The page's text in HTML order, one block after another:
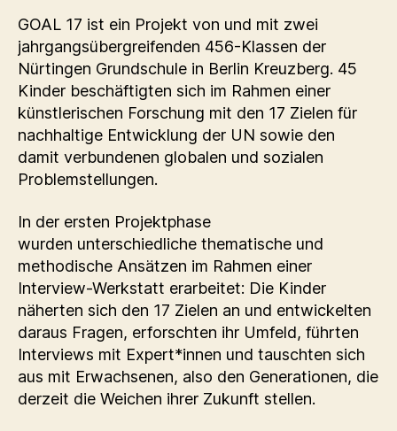
GOAL 17 ist ein Projekt von und mit zwei
jahrgangsübergreifenden 456-Klassen der
Nürtingen Grundschule in Berlin Kreuzberg. 45
Kinder beschäftigten sich im Rahmen einer
künstlerischen Forschung mit den 17 Zielen für
nachhaltige Entwicklung der UN sowie den
damit verbundenen globalen und sozialen
Problemstellungen.
In der ersten Projektphase
wurden unterschiedliche thematische und
methodische Ansätzen im Rahmen einer
Interview-Werkstatt erarbeitet: Die Kinder
näherten sich den 17 Zielen an und entwickelten
daraus Fragen, erforschten ihr Umfeld, führten
Interviews mit Expert*innen und tauschten sich
aus mit Erwachsenen, also den Generationen, die
derzeit die Weichen ihrer Zukunft stellen.